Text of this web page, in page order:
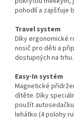
pohodlí a zajišťuje
Travel system
Díky ergonomické
nosič pro děti a
dostupných na trhu.
Easy-In systém
Magnetické
dítěte. Díky
použít
lehátko (4 polohy